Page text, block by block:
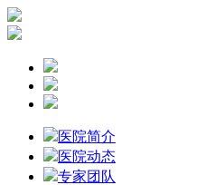
医院简介
医院动态
专家团队